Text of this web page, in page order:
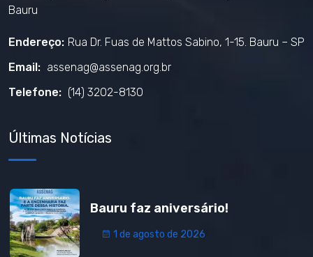
Bauru
Endereço: Rua Dr. Fuas de Mattos Sabino, 1-15. Bauru – SP
Email: assenag@assenag.org.br
Telefone: (14) 3202-8130
Últimas Notícias
Bauru faz aniversário!
1 de agosto de 2026